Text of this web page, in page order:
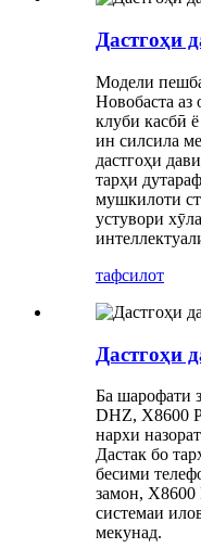
Дастгоҳи
Модели
Новобаста
клуби касбӣ
ин силсила
дастгоҳи
тарҳи
мушкилоти
устувори
тафсилот
Дастгоҳи
Ба шарофати
DHZ, X8600
нархи
Дастак бо
бесими
замон, X8600
системаи
мекунад.